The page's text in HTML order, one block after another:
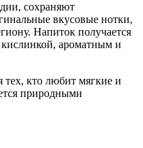
сохраняют
вкусовые нотки,
Напиток получается
ароматным и
тех, кто любит мягкие и
природными